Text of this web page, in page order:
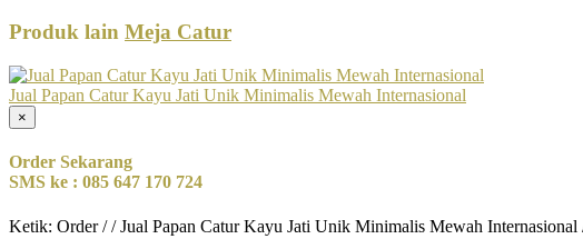
Produk lain Meja Catur
Jual Papan Catur Kayu Jati Unik Minimalis Mewah Internasional
×
Order Sekarang
SMS ke : 085 647 170 724
Ketik: Order / / Jual Papan Catur Kayu Jati Unik Minimalis Mewah Internasional